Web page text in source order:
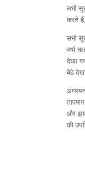
सभी
करते
सभी
वर्षा
देखा
बैठे
और
की